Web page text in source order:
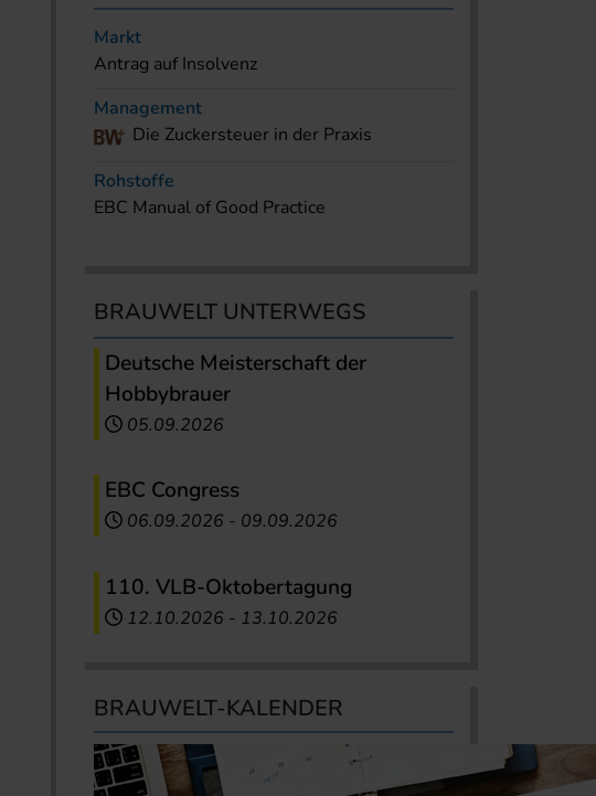
Markt
Antrag auf Insolvenz
Management
Die Zuckersteuer in der Praxis
Rohstoffe
EBC Manual of Good Practice
BRAUWELT UNTERWEGS
Deutsche Meisterschaft der
Hobbybrauer
05.09.2026
EBC Congress
06.09.2026 - 09.09.2026
110. VLB-Oktobertagung
12.10.2026 - 13.10.2026
BRAUWELT-KALENDER